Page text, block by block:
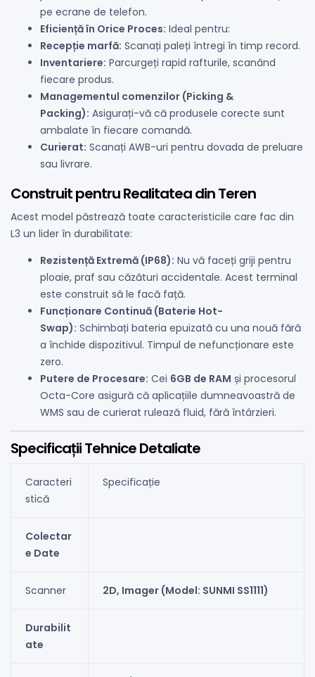
pe ecrane de telefon.
Eficiență în Orice Proces: Ideal pentru:
Recepție marfă: Scanați paleți întregi în timp record.
Inventariere: Parcurgeți rapid rafturile, scanând
fiecare produs.
Managementul comenzilor (Picking &
Packing): Asigurați-vă că produsele corecte sunt
ambalate în fiecare comandă.
Curierat: Scanați AWB-uri pentru dovada de preluare
sau livrare.
Construit pentru Realitatea din Teren
Acest model păstrează toate caracteristicile care fac din
L3 un lider în durabilitate:
Rezistență Extremă (IP68): Nu vă faceți griji pentru
ploaie, praf sau căzături accidentale. Acest terminal
este construit să le facă față.
Funcționare Continuă (Baterie Hot-
Swap): Schimbați bateria epuizată cu una nouă fără
a închide dispozitivul. Timpul de nefuncționare este
zero.
Putere de Procesare: Cei 6GB de RAM și procesorul
Octa-Core asigură că aplicațiile dumneavoastră de
WMS sau de curierat rulează fluid, fără întârzieri.
Specificații Tehnice Detaliate
Caracteri
stică
Specificație
Colectar
e Date
Scanner 2D, Imager (Model: SUNMI SS1111)
Durabilit
ate